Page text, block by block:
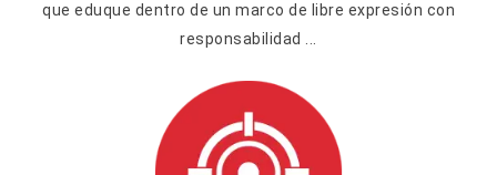
que eduque dentro de un marco de libre expresión con
responsabilidad ...